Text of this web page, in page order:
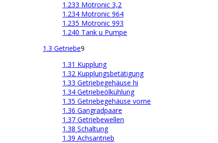
1.233 Motronic 3,2
1.234 Motronic 964
1.235 Motronic 993
1.240 Tank u Pumpe
1.3 Getriebe9
1.31 Kupplung
1.32 Kupplungsbetätigung
1.33 Getriebegehäuse hi
1.34 Getriebeölkühlung
1.35 Getriebegehäuse vorne
1.36 Gangradpaare
1.37 Getriebewellen
1.38 Schaltung
1.39 Achsantrieb